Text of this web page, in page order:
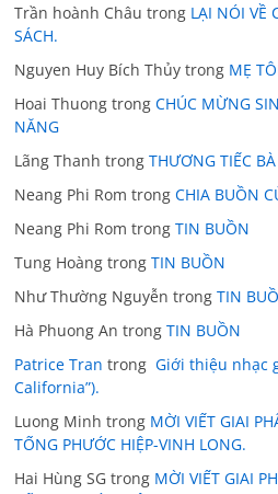
Trần hoành Châu trong LẠI NÓI VỀ
SÁCH.
Nguyen Huy Bích Thủy trong MẸ
Hoai Thuong trongCHÚC MỪNG
NĂNG
Lãng Thanh trongTHƯƠNG TIẾC
Neang Phi Rom trongCHIA BUỒN
Neang Phi Rom trongTIN BUỒN
Tung Hoàng trongTIN BUỒN
Như Thường Nguyễn trongTIN
Hà Phuong An trongTIN BUỒN
Patrice Tran trong Giới thiệu nhạc
California”).
Luong Minh trong MỜI VIẾT GIAI
TỐNG PHƯỚC HIỆP-VINH LONG.
Hai Hùng SG trong MỜI VIẾT GIAI